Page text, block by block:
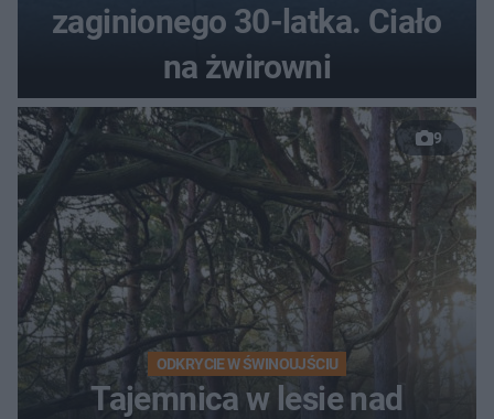
zaginionego 30-latka. Ciało
na żwirowni
9
ODKRYCIE W ŚWINOUJŚCIU
Tajemnica w lesie nad